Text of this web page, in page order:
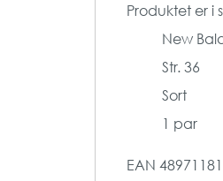
Produktet er i
New
Str. 36
Sort
1 par
EAN